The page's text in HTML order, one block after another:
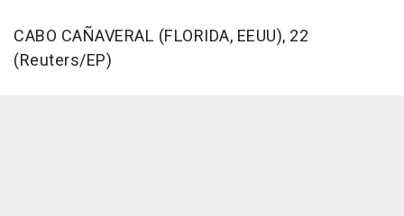
CABO CAÑAVERAL (FLORIDA, EEUU), 22
(Reuters/EP)